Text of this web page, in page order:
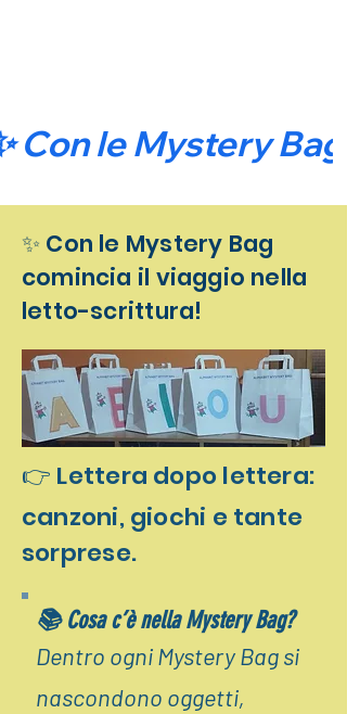
Con le Mystery
✨ Con le Mystery Bag
comincia il viaggio nella
letto-scrittura!
👉 Lettera dopo lettera:
canzoni, giochi e tante
sorprese.
📚 Cosa c’è nella Mystery Bag?
Dentro ogni Mystery Bag si
nascondono oggetti,